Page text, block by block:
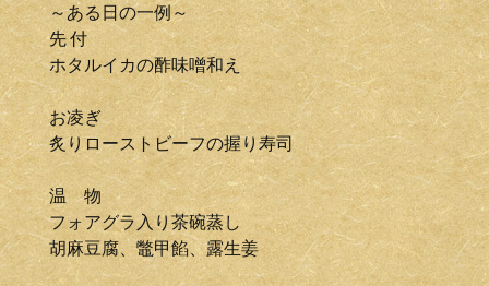
～ある日の一例～
先 付
ホタルイカの酢味噌和え
お凌ぎ
炙りローストビーフの握り寿司
温 物
フォアグラ入り茶碗蒸し
胡麻豆腐、鼈甲餡、露生姜